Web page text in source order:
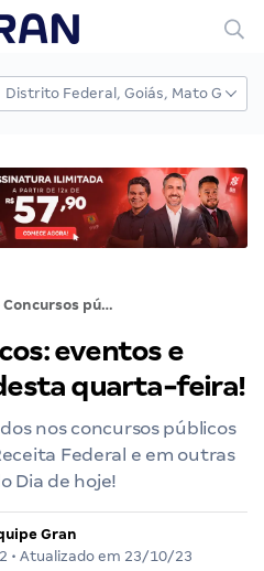
Concursos públicos: eventos e aulas gratuitas desta quarta-feira!
eventos e
quarta-feira!
nos concursos públicos
Federal e em outras
Dia de hoje!
Gran
• Atualizado em 23/10/23